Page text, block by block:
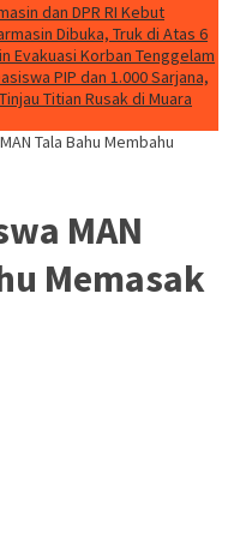
dan DPR RI Kebut
Dibuka, Truk di Atas 6
Evakuasi Korban Tenggelam
PIP dan 1.000 Sarjana,
Titian Rusak di Muara
Tala Bahu Membahu
MAN
Memasak